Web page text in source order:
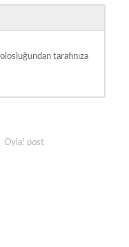
tarafınıza
Oyla! post